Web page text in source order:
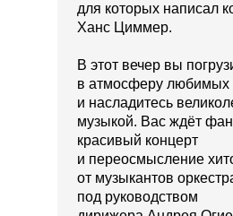
для которых написал
Ханс Циммер.
В этот вечер вы
в атмосферу
и насладитесь
музыкой. Вас ждёт
красивый концерт
и переосмысление
от музыкантов
под руководством